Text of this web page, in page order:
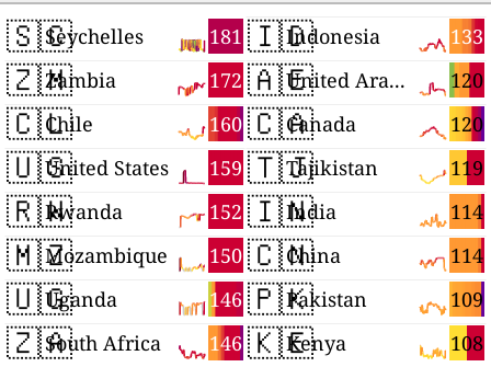
🇸🇨 181
Seychelles
🇿🇲 172
Zambia
🇨🇱 160
Chile
🇺🇸 159
United States
🇷🇼 152
Rwanda
🇲🇿 150
Mozambique
🇺🇬 146
Uganda
🇿🇦 146
South Africa
🇮🇩 133
Indonesia
🇦🇪 120
United Arab Emirates
🇨🇦 120
Canada
🇹🇯 119
Tajikistan
🇮🇳 114
India
🇨🇳 114
China
🇵🇰 109
Pakistan
🇰🇪 108
Kenya